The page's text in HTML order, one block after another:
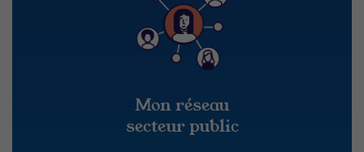
Mon réseau
secteur public